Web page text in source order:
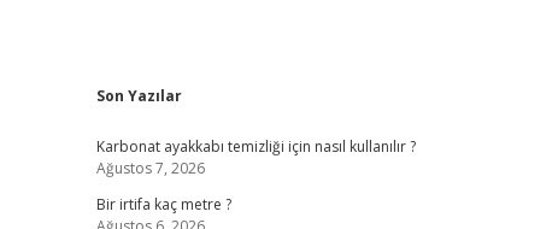
Sidebar
Son Yazılar
Karbonat ayakkabı temizliği için nasıl kullanılır ?
Ağustos 7, 2026
Bir irtifa kaç metre ?